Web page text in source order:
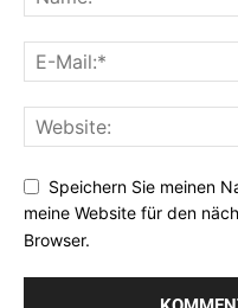
Speichern Sie meinen
meine Website für den
Browser.